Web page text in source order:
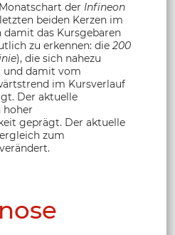
der Infineon
beiden Kerzen im
das Kursgebaren
zu erkennen: die 200
), die sich nahezu
damit vom
im Kursverlauf
Der aktuelle
hoher
geprägt. Der aktuelle
zum